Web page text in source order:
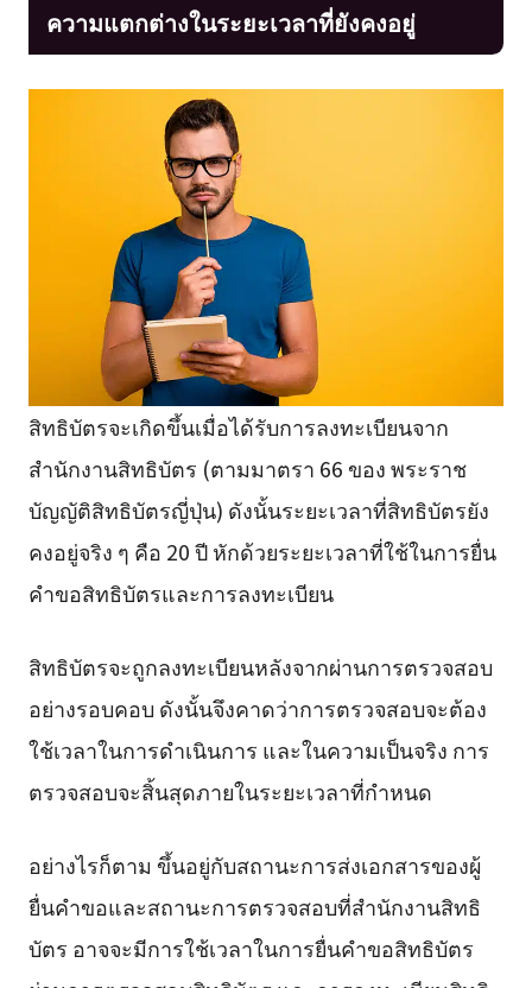
ความแตกต่างในระยะเวลาที่ยังคงอยู่
สิทธิบัตรจะเกิดขึ้นเมื่อได้รับการลงทะเบียนจาก
สำนักงานสิทธิบัตร (ตามมาตรา 66 ของ พระราช
บัญญัติสิทธิบัตรญี่ปุ่น) ดังนั้นระยะเวลาที่สิทธิบัตรยัง
คงอยู่จริง ๆ คือ 20 ปี หักด้วยระยะเวลาที่ใช้ในการยื่น
คำขอสิทธิบัตรและการลงทะเบียน
สิทธิบัตรจะถูกลงทะเบียนหลังจากผ่านการตรวจสอบ
อย่างรอบคอบ ดังนั้นจึงคาดว่าการตรวจสอบจะต้อง
ใช้เวลาในการดำเนินการ และในความเป็นจริง การ
ตรวจสอบจะสิ้นสุดภายในระยะเวลาที่กำหนด
อย่างไรก็ตาม ขึ้นอยู่กับสถานะการส่งเอกสารของผู้
ยื่นคำขอและสถานะการตรวจสอบที่สำนักงานสิทธิ
บัตร อาจจะมีการใช้เวลาในการยื่นคำขอสิทธิบัตร